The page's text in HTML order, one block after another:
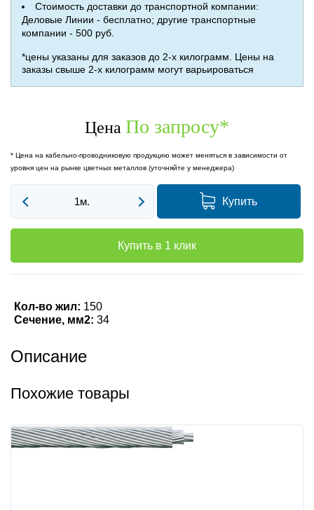
Стоимость доставки до транспортной компании:
Деловые Линии - бесплатно; другие транспортные
компании - 500 руб.
*цены указаны для заказов до 2-х килограмм. Цены на
заказы свыше 2-х килограмм могут варьироваться
Цена По запросу*
* Цена на кабельно-проводниковую продукцию может меняться в зависимости от
уровня цен на рынке цветных металлов (уточняйте у менеджера)
Купить
Купить в 1 клик
Кол-во жил: 150
Сечение, мм2: 34
Описание
Похожие товары